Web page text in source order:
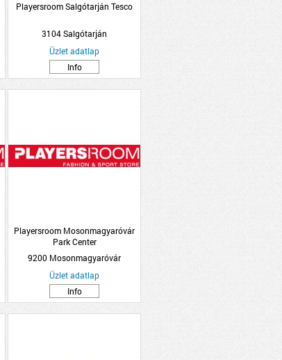
Playersroom Salgótarján Tesco
3104 Salgótarján
Üzlet adatlap
Info
Playersroom Mosonmagyaróvár
Park Center
9200 Mosonmagyaróvár
Üzlet adatlap
Info